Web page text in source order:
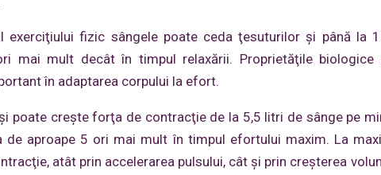
exerciţiului fizic sângele poate ceda ţesuturilor şi până la
mai mult decât în timpul relaxării. Proprietăţile biologice
în adaptarea corpului la efort.
poate creşte forţa de contracţie de la 5,5 litri de sânge pe
de aproape 5 ori mai mult în timpul efortului maxim. La
atât prin accelerarea pulsului, cât şi prin creşterea